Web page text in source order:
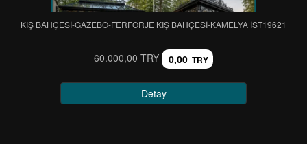
KIŞ BAHÇESİ-GAZEBO-FERFORJE KIŞ BAHÇESİ-KAMELYA IST19621
60.000,00 TRY 0,00 TRY
Detay